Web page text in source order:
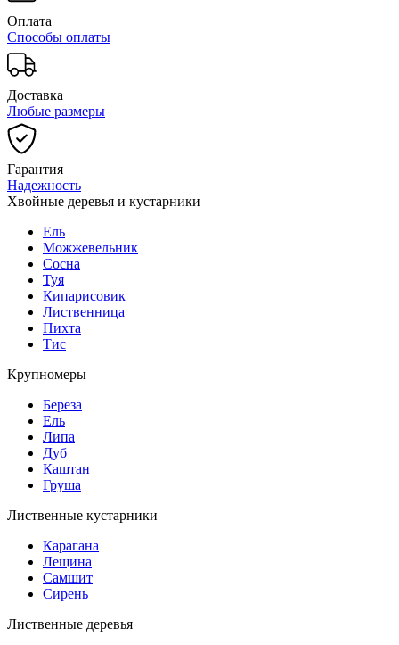
Оплата
Способы оплаты
Доставка
Любые размеры
Гарантия
Надежность
Хвойные деревья и кустарники
Ель
Можжевельник
Сосна
Туя
Кипарисовик
Лиственница
Пихта
Тис
Крупномеры
Береза
Ель
Липа
Дуб
Каштан
Груша
Лиственные кустарники
Карагана
Лещина
Самшит
Сирень
Лиственные деревья